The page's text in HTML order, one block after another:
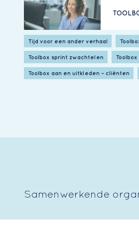
Tijd voor een ander verhaal
Toolbox sprint zwachtelen
Toolbox aan en uitkleden – cliënten
Samenwerkende